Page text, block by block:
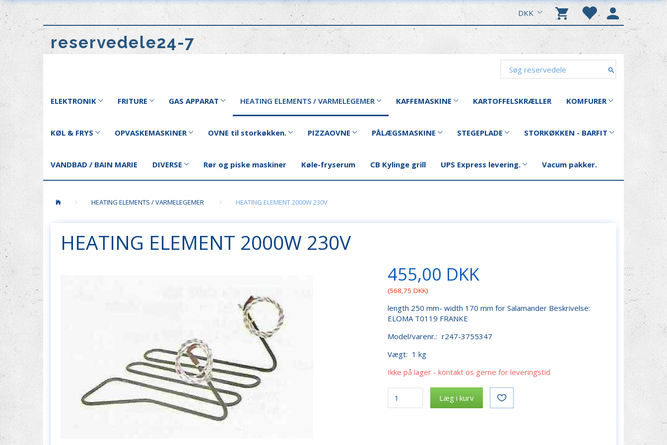
DKK
reservedele24-7
ELEKTRONIK FRITURE GAS APPARAT HEATING ELEMENTS / VARMELEGEMER KAFFEMASKINE KARTOFFELSKRÆLLER KOMFURER
KØL & FRYS OPVASKEMASKINER OVNE til storkøkken. PIZZAOVNE PÅLÆGSMASKINE STEGEPLADE STORKØKKEN - BARFIT
VANDBAD / BAIN MARIE DIVERSE Rør og piske maskiner Køle-fryserum CB Kylinge grill UPS Express levering. Vacum pakker.
HEATING ELEMENTS / VARMELEGEMER HEATING ELEMENT 2000W 230V
HEATING ELEMENT 2000W 230V
455,00 DKK
(568,75 DKK)
length 250 mm- width 170 mm for Salamander Beskrivelse:
ELOMA T0119 FRANKE
Model/varenr.: r247-3755347
Vægt: 1 kg
Ikke på lager - kontakt os gerne for leveringstid
Læg i kurv